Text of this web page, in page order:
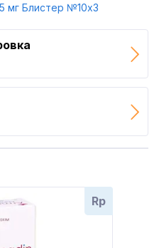
мг Блистер №10x3
Rp